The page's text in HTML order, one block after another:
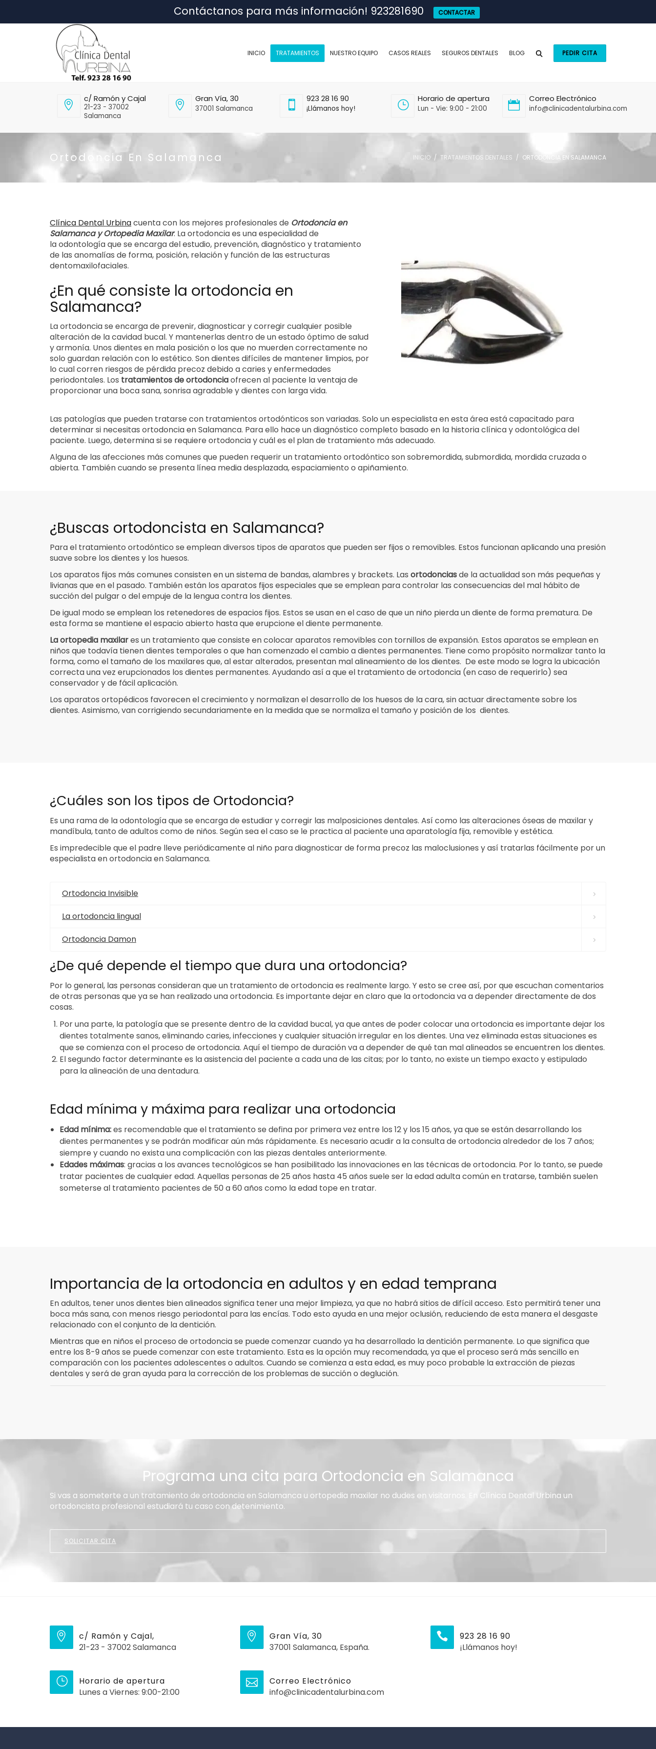
Contáctanos para más información! 923281690 CONTACTAR
INICIO TRATAMIENTOS NUESTRO EQUIPO CASOS REALES SEGUROS DENTALES BLOG PEDIR CITA
c/ Ramón y Cajal
21-23 - 37002
Salamanca
Gran Vía, 30
37001 Salamanca
923 28 16 90
¡Llámanos hoy!
Horario de apertura
Lun - Vie: 9:00 - 21:00
Correo Electrónico
info@clinicadentalurbina.com
Ortodoncia En Salamanca INICIO TRATAMIENTOS DENTALES ORTODONCIA EN SALAMANCA
Clínica Dental Urbinacuenta con los mejores profesionales de Ortodoncia en
Salamanca y Ortopedia Maxilar. La ortodoncia es una especialidad de
la odontología que se encarga del estudio, prevención, diagnóstico y tratamiento
de las anomalías de forma, posición, relación y función de las estructuras
dentomaxilofaciales.
¿En qué consiste la ortodoncia en
Salamanca?
La ortodoncia se encarga de prevenir, diagnosticar y corregir cualquier posible
alteración de la cavidad bucal. Y mantenerlas dentro de un estado óptimo de salud
y armonía. Unos dientes en mala posición o los que no muerden correctamente no
solo guardan relación con lo estético. Son dientes difíciles de mantener limpios, por
lo cual corren riesgos de pérdida precoz debido a caries y enfermedades
periodontales. Los tratamientos de ortodonciaofrecen al paciente la ventaja de
proporcionar una boca sana, sonrisa agradable y dientes con larga vida.
Las patologías que pueden tratarse con tratamientos ortodónticos son variadas. Solo un especialista en esta área está capacitado para
determinar si necesitas ortodoncia en Salamanca. Para ello hace un diagnóstico completo basado en la historia clínica y odontológica del
paciente. Luego, determina si se requiere ortodoncia y cuál es el plan de tratamiento más adecuado.
Alguna de las afecciones más comunes que pueden requerir un tratamiento ortodóntico son sobremordida, submordida, mordida cruzada o
abierta. También cuando se presenta línea media desplazada, espaciamiento o apiñamiento.
¿Buscas ortodoncista en Salamanca?
Para el tratamiento ortodóntico se emplean diversos tipos de aparatos que pueden ser fijos o removibles. Estos funcionan aplicando una presión
suave sobre los dientes y los huesos.
Los aparatos fijos más comunes consisten en un sistema de bandas, alambres y brackets. Las ortodonciasde la actualidad son más pequeñas y
livianas que en el pasado. También están los aparatos fijos especiales que se emplean para controlar las consecuencias del mal hábito de
succión del pulgar o del empuje de la lengua contra los dientes.
De igual modo se emplean los retenedores de espacios fijos. Estos se usan en el caso de que un niño pierda un diente de forma prematura. De
esta forma se mantiene el espacio abierto hasta que erupcione el diente permanente.
La ortopedia maxilares un tratamiento que consiste en colocar aparatos removibles con tornillos de expansión. Estos aparatos se emplean en
niños que todavía tienen dientes temporales o que han comenzado el cambio a dientes permanentes. Tiene como propósito normalizar tanto la
forma, como el tamaño de los maxilares que, al estar alterados, presentan mal alineamiento de los dientes. De este modo se logra la ubicación
correcta una vez erupcionados los dientes permanentes. Ayudando así a que el tratamiento de ortodoncia (en caso de requerirlo) sea
conservador y de fácil aplicación.
Los aparatos ortopédicos favorecen el crecimiento y normalizan el desarrollo de los huesos de la cara, sin actuar directamente sobre los
dientes. Asimismo, van corrigiendo secundariamente en la medida que se normaliza el tamaño y posición de los dientes.
¿Cuáles son los tipos de Ortodoncia?
Es una rama de la odontología que se encarga de estudiar y corregir las malposiciones dentales. Así como las alteraciones óseas de maxilar y
mandíbula, tanto de adultos como de niños. Según sea el caso se le practica al paciente una aparatología fija, removible y estética.
Es impredecible que el padre lleve periódicamente al niño para diagnosticar de forma precoz las maloclusiones y así tratarlas fácilmente por un
especialista en ortodoncia en Salamanca.
Ortodoncia Invisible
La ortodoncia lingual
Ortodoncia Damon
¿De qué depende el tiempo que dura una ortodoncia?
Por lo general, las personas consideran que un tratamiento de ortodoncia es realmente largo. Y esto se cree así, por que escuchan comentarios
de otras personas que ya se han realizado una ortodoncia. Es importante dejar en claro que la ortodoncia va a depender directamente de dos
cosas.
Por una parte, la patología que se presente dentro de la cavidad bucal, ya que antes de poder colocar una ortodoncia es importante dejar los
dientes totalmente sanos, eliminando caries, infecciones y cualquier situación irregular en los dientes. Una vez eliminada estas situaciones es
que se comienza con el proceso de ortodoncia. Aquí el tiempo de duración va a depender de qué tan mal alineados se encuentren los dientes.
El segundo factor determinante es la asistencia del paciente a cada una de las citas; por lo tanto, no existe un tiempo exacto y estipulado
para la alineación de una dentadura.
Edad mínima y máxima para realizar una ortodoncia
Edad mínima:es recomendable que el tratamiento se defina por primera vez entre los 12 y los 15 años, ya que se están desarrollando los
dientes permanentes y se podrán modificar aún más rápidamente. Es necesario acudir a la consulta de ortodoncia alrededor de los 7 años;
siempre y cuando no exista una complicación con las piezas dentales anteriormente.
Edades máximas: gracias a los avances tecnológicos se han posibilitado las innovaciones en las técnicas de ortodoncia. Por lo tanto, se puede
tratar pacientes de cualquier edad. Aquellas personas de 25 años hasta 45 años suele ser la edad adulta común en tratarse, también suelen
someterse al tratamiento pacientes de 50 a 60 años como la edad tope en tratar.
Importancia de la ortodoncia en adultos y en edad temprana
En adultos, tener unos dientes bien alineados significa tener una mejor limpieza, ya que no habrá sitios de difícil acceso. Esto permitirá tener una
boca más sana, con menos riesgo periodontal para las encías. Todo esto ayuda en una mejor oclusión, reduciendo de esta manera el desgaste
relacionado con el conjunto de la dentición.
Mientras que en niños el proceso de ortodoncia se puede comenzar cuando ya ha desarrollado la dentición permanente. Lo que significa que
entre los 8-9 años se puede comenzar con este tratamiento. Esta es la opción muy recomendada, ya que el proceso será más sencillo en
comparación con los pacientes adolescentes o adultos. Cuando se comienza a esta edad, es muy poco probable la extracción de piezas
dentales y será de gran ayuda para la corrección de los problemas de succión o deglución.
Programa una cita para Ortodoncia en Salamanca
Si vas a someterte a un tratamiento de ortodoncia en Salamanca u ortopedia maxilar no dudes en visitarnos. En Clínica Dental Urbina un
ortodoncista profesional estudiará tu caso con detenimiento.
SOLICITAR CITA
c/ Ramón y Cajal,
21-23 - 37002 Salamanca
Gran Vía, 30
37001 Salamanca, España.
923 28 16 90
¡Llámanos hoy!
Horario de apertura
Lunes a Viernes: 9:00-21:00
Correo Electrónico
info@clinicadentalurbina.com